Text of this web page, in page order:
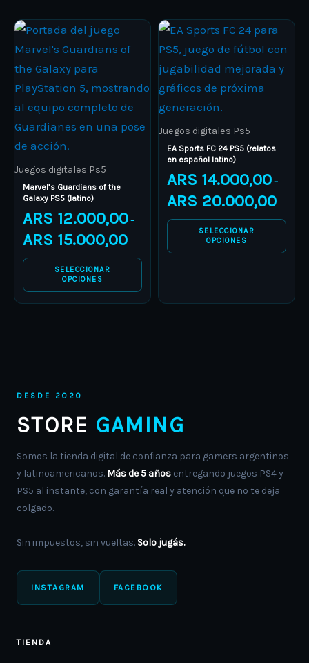
Juegos digitales Ps5
Marvel’s Guardians of the
Galaxy PS5 (latino)
ARS 12.000,00 –
ARS 15.000,00
ARS 12.000,00
ARS 15.000,00
SELECCIONAR
OPCIONES
This
product
has
multiple
variants.
The
options
may
be
chosen
on
the
product
Juegos digitales Ps5
EA Sports FC 24 PS5 (relatos
en español latino)
ARS 14.000,00 –
ARS 20.000,00
Price
range:
ARS
ARS
SELECCIONAR
OPCIONES
This
product
has
multiple
variants.
The
options
may
be
chosen
on
DESDE 2020
STORE GAMING
Somos la tienda digital de confianza para gamers argentinos
y latinoamericanos. Más de 5 años entregando juegos PS4 y
PS5 al instante, con garantía real y atención que no te deja
colgado.
Sin impuestos, sin vueltas. Solo jugás.
INSTAGRAM FACEBOOK
TIENDA